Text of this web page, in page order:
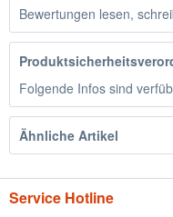
Bewertungen lesen,
Folgende Infos sind
Ähnliche Artikel
Service Hotline